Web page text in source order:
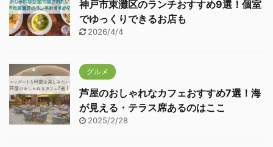
神戸市東灘区のランチおすすめ9選！個室
でゆっくりできるお店も
2026/4/4
グルメ
芦屋のおしゃれなカフェおすすめ7選！海
が見える・テラス席あるのはここ
2025/2/28